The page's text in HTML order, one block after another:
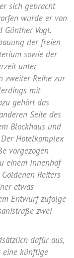
sich gebracht
wurde er von
Günther Vogt.
der freien
sowie der
unter
zweiter Reihe zur
mit
gehört das
Seite des
Blockhaus und
Hotelkomplex
vorgezogen
einem Innenhof
Reiters
etwas
Entwurf zufolge
zwei
dafür aus,
eine künftige